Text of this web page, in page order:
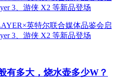
有多大，烧水壶多少W？